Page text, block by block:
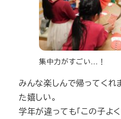
集中力がすごい…！
みんな楽しんで帰ってく
た嬉しい。
学年が違っても「この子よ